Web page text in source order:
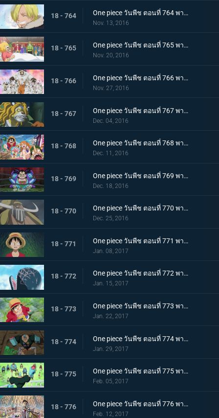
18 - 764 One piece วันพีช ตอนที่ 764 พากย์ไทย ถึงพวกเพื่อนๆ จดหมายอำลาของซันจิ
Nov. 13, 2016
18 - 765 One piece วันพีช ตอนที่ 765 พากย์ไทย ไปหานายท่านเนโกมามูชิกันเถอะ
Nov. 20, 2016
18 - 766 One piece วันพีช ตอนที่ 766 พากย์ไทย ลูฟี่ตัดสินใจ การถอนตัวของซันจิ
Nov. 27, 2016
18 - 767 One piece วันพีช ตอนที่ 767 พากย์ไทย สถานการณ์ตึงเครียด สุนัขกับแมว และซามูไร
Dec. 04, 2016
18 - 768 One piece วันพีช ตอนที่ 768 พากย์ไทย คนที่สาม! นินจาไรโซแห่งหมอกปรากฏตัว
Dec. 11, 2016
18 - 769 One piece วันพีช ตอนที่ 769 พากย์ไทย หินสีแดง สิ่งที่นำทางไปสู่วันพีซ
Dec. 18, 2016
18 - 770 One piece วันพีช ตอนที่ 770 พากย์ไทย ความลับของวะโนะคุนิ ตระกูลโคสึกิกับโพเนกลิฟ
Dec. 25, 2016
18 - 771 One piece วันพีช ตอนที่ 771 พากย์ไทย คำสาบานของลูกผู้ชาย! ลูฟี่และโคซุกิโมโมโนซุเกะ!
Jan. 08, 2017
18 - 772 One piece วันพีช ตอนที่ 772 พากย์ไทย การเดินทางในตำนาน แมวกับหมาและราชาโจรสลัด
Jan. 15, 2017
18 - 773 One piece วันพีช ตอนที่ 773 พากย์ไทย ฝันร้ายอีกครั้ง การโจมตีที่ดุเดือดของแจ็คผู้ทรหด
Jan. 22, 2017
18 - 774 One piece วันพีช ตอนที่ 774 พากย์ไทย ศึกปกป้องโซ ลูฟี่กับสุนีชา
Jan. 29, 2017
18 - 775 One piece วันพีช ตอนที่ 775 พากย์ไทย ช่วยสุนีชา ปฏิบัติการช่วยเหลือของกลุ่มหมวกฟาง
Feb. 05, 2017
18 - 776 One piece วันพีช ตอนที่ 776 พากย์ไทย อำลาและลงจากช้าง การเดินทางเพื่อพาซันจิกลับมา
Feb. 12, 2017